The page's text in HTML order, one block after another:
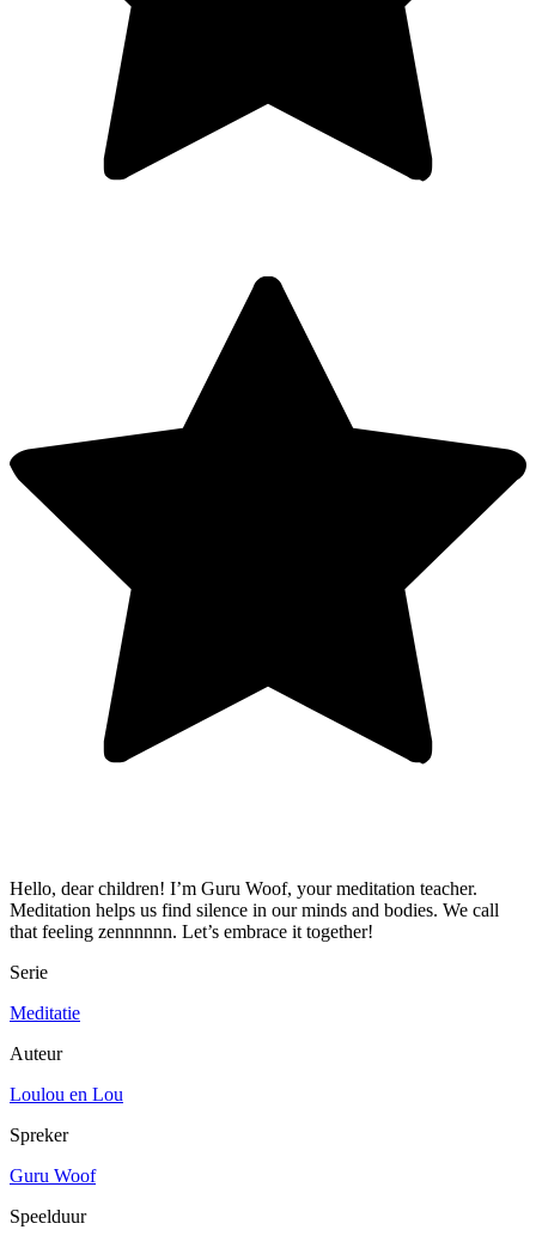
Hello, dear children! I’m Guru Woof, your meditation teacher.
Meditation helps us find silence in our minds and bodies. We call
that feeling zennnnnn. Let’s embrace it together!
Serie
Meditatie
Auteur
Loulou en Lou
Spreker
Guru Woof
Speelduur